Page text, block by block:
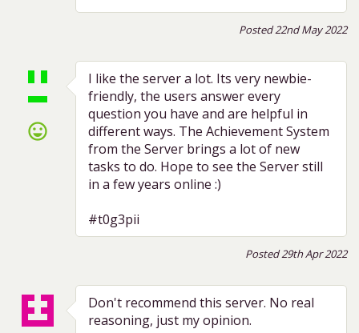
Posted 22nd May 2022
sentiment_very_satisfied
I like the server a lot. Its very newbie-
friendly, the users answer every
question you have and are helpful in
different ways. The Achievement System
from the Server brings a lot of new
tasks to do. Hope to see the Server still
in a few years online :)
#t0g3pii
Posted 29th Apr 2022
Don't recommend this server. No real
reasoning, just my opinion.